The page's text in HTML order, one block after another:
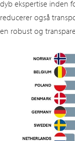
dyb ekspertise inden
reducerer også
en robust og